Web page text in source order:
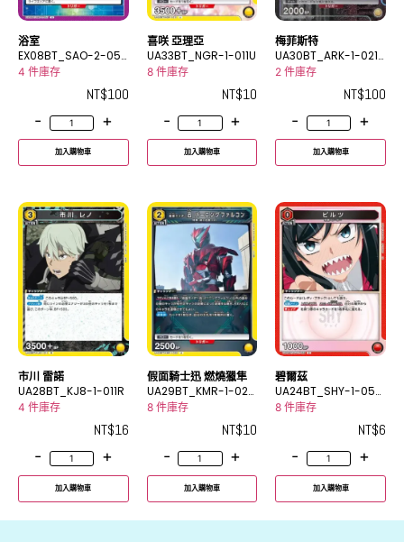
浴室
EX08BT_SAO-2-057
U
4 件庫存
NT$100
-
+
加入購物車
喜咲 亞理亞
UA33BT_NGR-1-011U
8 件庫存
NT$10
-
+
加入購物車
梅菲斯特
UA30BT_ARK-1-021_
2SR★
2 件庫存
NT$100
-
+
加入購物車
市川 雷諾
UA28BT_KJ8-1-011R
4 件庫存
NT$16
-
+
加入購物車
假面騎士迅 燃燒獵隼
UA29BT_KMR-1-025
U
8 件庫存
NT$10
-
+
加入購物車
碧爾茲
UA24BT_SHY-1-059
C
8 件庫存
NT$6
-
+
加入購物車